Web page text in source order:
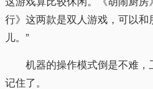
行》这两款是双人游戏，可以和
儿。”
机器的操作模式倒是不难，
记住了。